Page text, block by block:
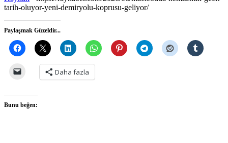
tarih-oluyor-yeni-demiryolu-koprusu-geliyor/
Paylaşmak Güzeldir...
Daha fazla
Bunu beğen: